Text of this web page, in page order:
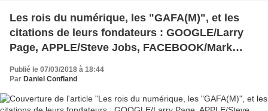
Les rois du numérique, les "GAFA(M)", et les
citations de leurs fondateurs : GOOGLE/Larry
Page, APPLE/Steve Jobs, FACEBOOK/Mark
Zuckerberg, AMAZON/Jeff Bezos,
MICROSOFT/Bill GATES
Publié le 07/03/2018 à 18:44
Par Daniel Confland